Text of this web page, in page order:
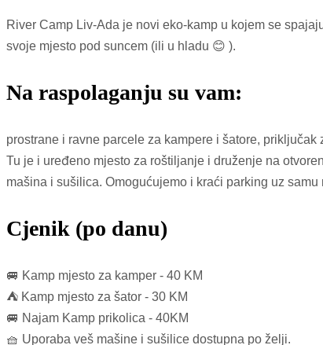
River Camp Liv‑Ada je novi eko‑kamp u kojem se
svoje mjesto pod suncem (ili u hladu 😊 ).
Na raspolaganju su vam:
prostrane i ravne parcele za kampere i šatore,
Tu je i uređeno mjesto za roštiljanje i druženje na
mašina i sušilica. Omogućujemo i kraći parking uz
Cjenik (po danu)
🚐 Kamp mjesto za kamper - 40 KM
⛺ Kamp mjesto za šator - 30 KM
🚐 Najam Kamp prikolica - 40KM
🧺 Uporaba veš mašine i sušilice dostupna po želji.